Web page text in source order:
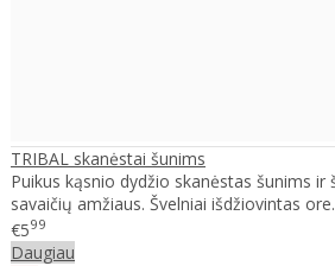
TRIBAL skanėstai šunims
Puikus kąsnio dydžio skanėstas šunims ir
savaičių amžiaus. Švelniai išdžiovintas
€599
Daugiau